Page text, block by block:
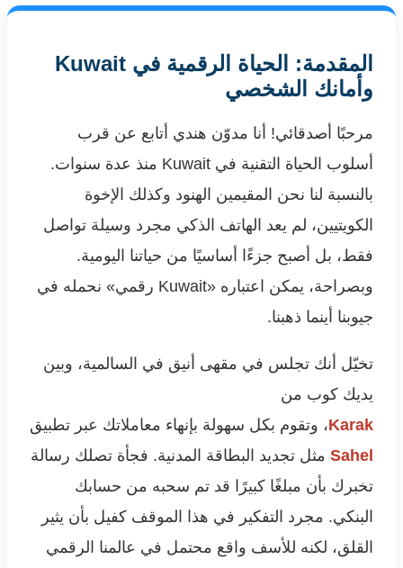
المقدمة: الحياة الرقمية في Kuwait
وأمانك الشخصي
مرحبًا أصدقائي! أنا مدوّن هندي أتابع عن قرب
أسلوب الحياة التقنية في Kuwait منذ عدة سنوات.
بالنسبة لنا نحن المقيمين الهنود وكذلك الإخوة
الكويتيين، لم يعد الهاتف الذكي مجرد وسيلة تواصل
فقط، بل أصبح جزءًا أساسيًا من حياتنا اليومية.
وبصراحة، يمكن اعتباره «Kuwait رقمي» نحمله في
جيوبنا أينما ذهبنا.
تخيّل أنك تجلس في مقهى أنيق في السالمية، وبين
يديك كوب من
Karak، وتقوم بكل سهولة بإنهاء معاملاتك عبر تطبيق
Sahel مثل تجديد البطاقة المدنية. فجأة تصلك رسالة
تخبرك بأن مبلغًا كبيرًا قد تم سحبه من حسابك
البنكي. مجرد التفكير في هذا الموقف كفيل بأن يثير
القلق، لكنه للأسف واقع محتمل في عالمنا الرقمي